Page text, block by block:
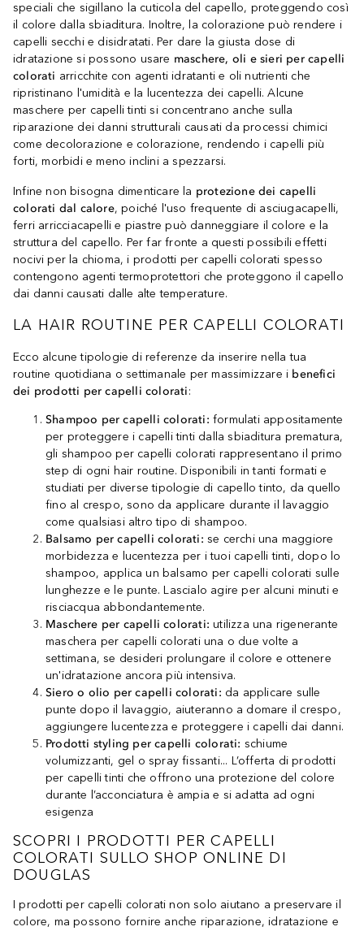
speciali che sigillano la cuticola del capello, proteggendo così
il colore dalla sbiaditura. Inoltre, la colorazione può rendere i
capelli secchi e disidratati. Per dare la giusta dose di
idratazione si possono usare maschere, oli e sieri per capelli
colorati arricchite con agenti idratanti e oli nutrienti che
ripristinano l'umidità e la lucentezza dei capelli. Alcune
maschere per capelli tinti si concentrano anche sulla
riparazione dei danni strutturali causati da processi chimici
come decolorazione e colorazione, rendendo i capelli più
forti, morbidi e meno inclini a spezzarsi.
Infine non bisogna dimenticare la protezione dei capelli
colorati dal calore, poiché l'uso frequente di asciugacapelli,
ferri arricciacapelli e piastre può danneggiare il colore e la
struttura del capello. Per far fronte a questi possibili effetti
nocivi per la chioma, i prodotti per capelli colorati spesso
contengono agenti termoprotettori che proteggono il capello
dai danni causati dalle alte temperature.
LA HAIR ROUTINE PER CAPELLI COLORATI
Ecco alcune tipologie di referenze da inserire nella tua
routine quotidiana o settimanale per massimizzare i benefici
dei prodotti per capelli colorati:
Shampoo per capelli colorati: formulati appositamente
per proteggere i capelli tinti dalla sbiaditura prematura,
gli shampoo per capelli colorati rappresentano il primo
step di ogni hair routine. Disponibili in tanti formati e
studiati per diverse tipologie di capello tinto, da quello
fino al crespo, sono da applicare durante il lavaggio
come qualsiasi altro tipo di shampoo.
Balsamo per capelli colorati: se cerchi una maggiore
morbidezza e lucentezza per i tuoi capelli tinti, dopo lo
shampoo, applica un balsamo per capelli colorati sulle
lunghezze e le punte. Lascialo agire per alcuni minuti e
risciacqua abbondantemente.
Maschere per capelli colorati: utilizza una rigenerante
maschera per capelli colorati una o due volte a
settimana, se desideri prolungare il colore e ottenere
un'idratazione ancora più intensiva.
Siero o olio per capelli colorati: da applicare sulle
punte dopo il lavaggio, aiuteranno a domare il crespo,
aggiungere lucentezza e proteggere i capelli dai danni.
Prodotti styling per capelli colorati: schiume
volumizzanti, gel o spray fissanti... L’offerta di prodotti
per capelli tinti che offrono una protezione del colore
durante l’acconciatura è ampia e si adatta ad ogni
esigenza
SCOPRI I PRODOTTI PER CAPELLI
COLORATI SULLO SHOP ONLINE DI
DOUGLAS
I prodotti per capelli colorati non solo aiutano a preservare il
colore, ma possono fornire anche riparazione, idratazione e